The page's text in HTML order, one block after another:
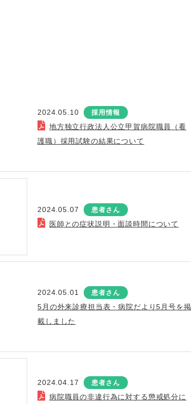
2024.05.10 採用情報
地方独立行政法人公立甲賀病院職員（看
護職）採用試験の結果について
2024.05.07 患者さん
医師との症状説明・面談時間について
2024.05.01 患者さん
5月の外来診療担当表・病院だより5月号を掲
載しました
2024.04.17 患者さん
病院職員の非違行為に対する懲戒処分に